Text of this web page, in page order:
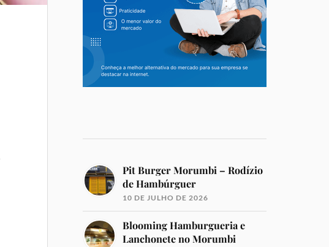
Pit Burger Morumbi – Rodízio
de Hambúrguer
10 DE JULHO DE 2026
Blooming Hamburgueria e
Lanchonete no Morumbi